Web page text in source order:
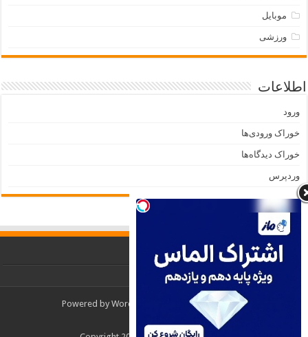
موبایل
ورزشی
اطلاعات
ورود
خوراک ورودی‌ها
خوراک دیدگاه‌ها
وردپرس
Powered by WordPress | Designed byTieLabs